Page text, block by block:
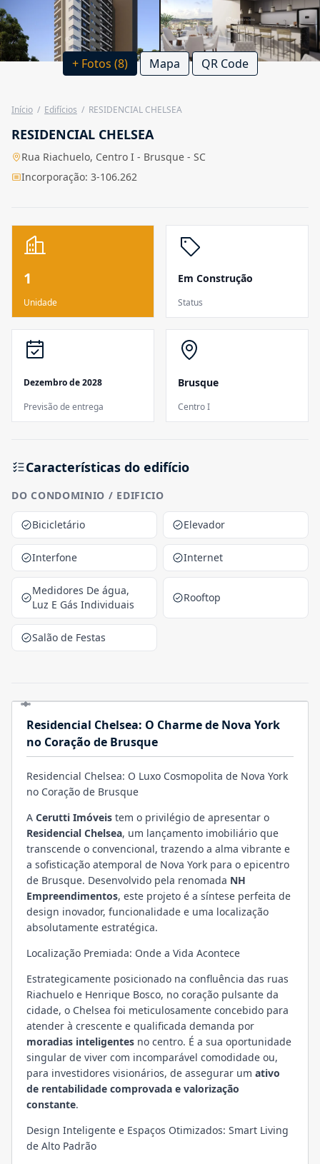
+ Fotos (8) Mapa QR Code
Início / Edifícios / RESIDENCIAL CHELSEA
RESIDENCIAL CHELSEA
Rua Riachuelo, Centro I - Brusque - SC
Incorporação: 3-106.262
1
Unidade
Em Construção
Status
Dezembro de 2028
Previsão de entrega
Brusque
Centro I
Características do edifício
DO CONDOMINIO / EDIFICIO
Bicicletário Elevador
Interfone Internet
Medidores De água,
Luz E Gás Individuais
Rooftop
Salão de Festas
Residencial Chelsea: O Charme de Nova York
no Coração de Brusque
Residencial Chelsea: O Luxo Cosmopolita de Nova York
no Coração de Brusque
A Cerutti Imóveis tem o privilégio de apresentar o
Residencial Chelsea, um lançamento imobiliário que
transcende o convencional, trazendo a alma vibrante e
a sofisticação atemporal de Nova York para o epicentro
de Brusque. Desenvolvido pela renomada NH
Empreendimentos, este projeto é a síntese perfeita de
design inovador, funcionalidade e uma localização
absolutamente estratégica.
Localização Premiada: Onde a Vida Acontece
Estrategicamente posicionado na confluência das ruas
Riachuelo e Henrique Bosco, no coração pulsante da
cidade, o Chelsea foi meticulosamente concebido para
atender à crescente e qualificada demanda por
moradias inteligentes no centro. É a sua oportunidade
singular de viver com incomparável comodidade ou,
para investidores visionários, de assegurar um ativo
de rentabilidade comprovada e valorização
constante.
Design Inteligente e Espaços Otimizados: Smart Living
de Alto Padrão